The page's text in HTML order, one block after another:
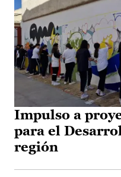
Impulso a
para el
región